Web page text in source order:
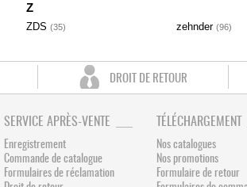
Z
ZDS 35 zehnder 96
DROIT DE RETOUR
SERVICE APRÈS-VENTE
Enregistrement
Commande de catalogue
Formulaires de réclamation
TÉLÉCHARGEMENT
Nos catalogues
Nos promotions
Formulaire de retour